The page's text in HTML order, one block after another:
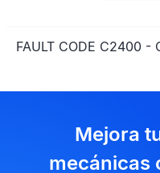
FAULT CODE C2400 -
Mejora
mecánicas